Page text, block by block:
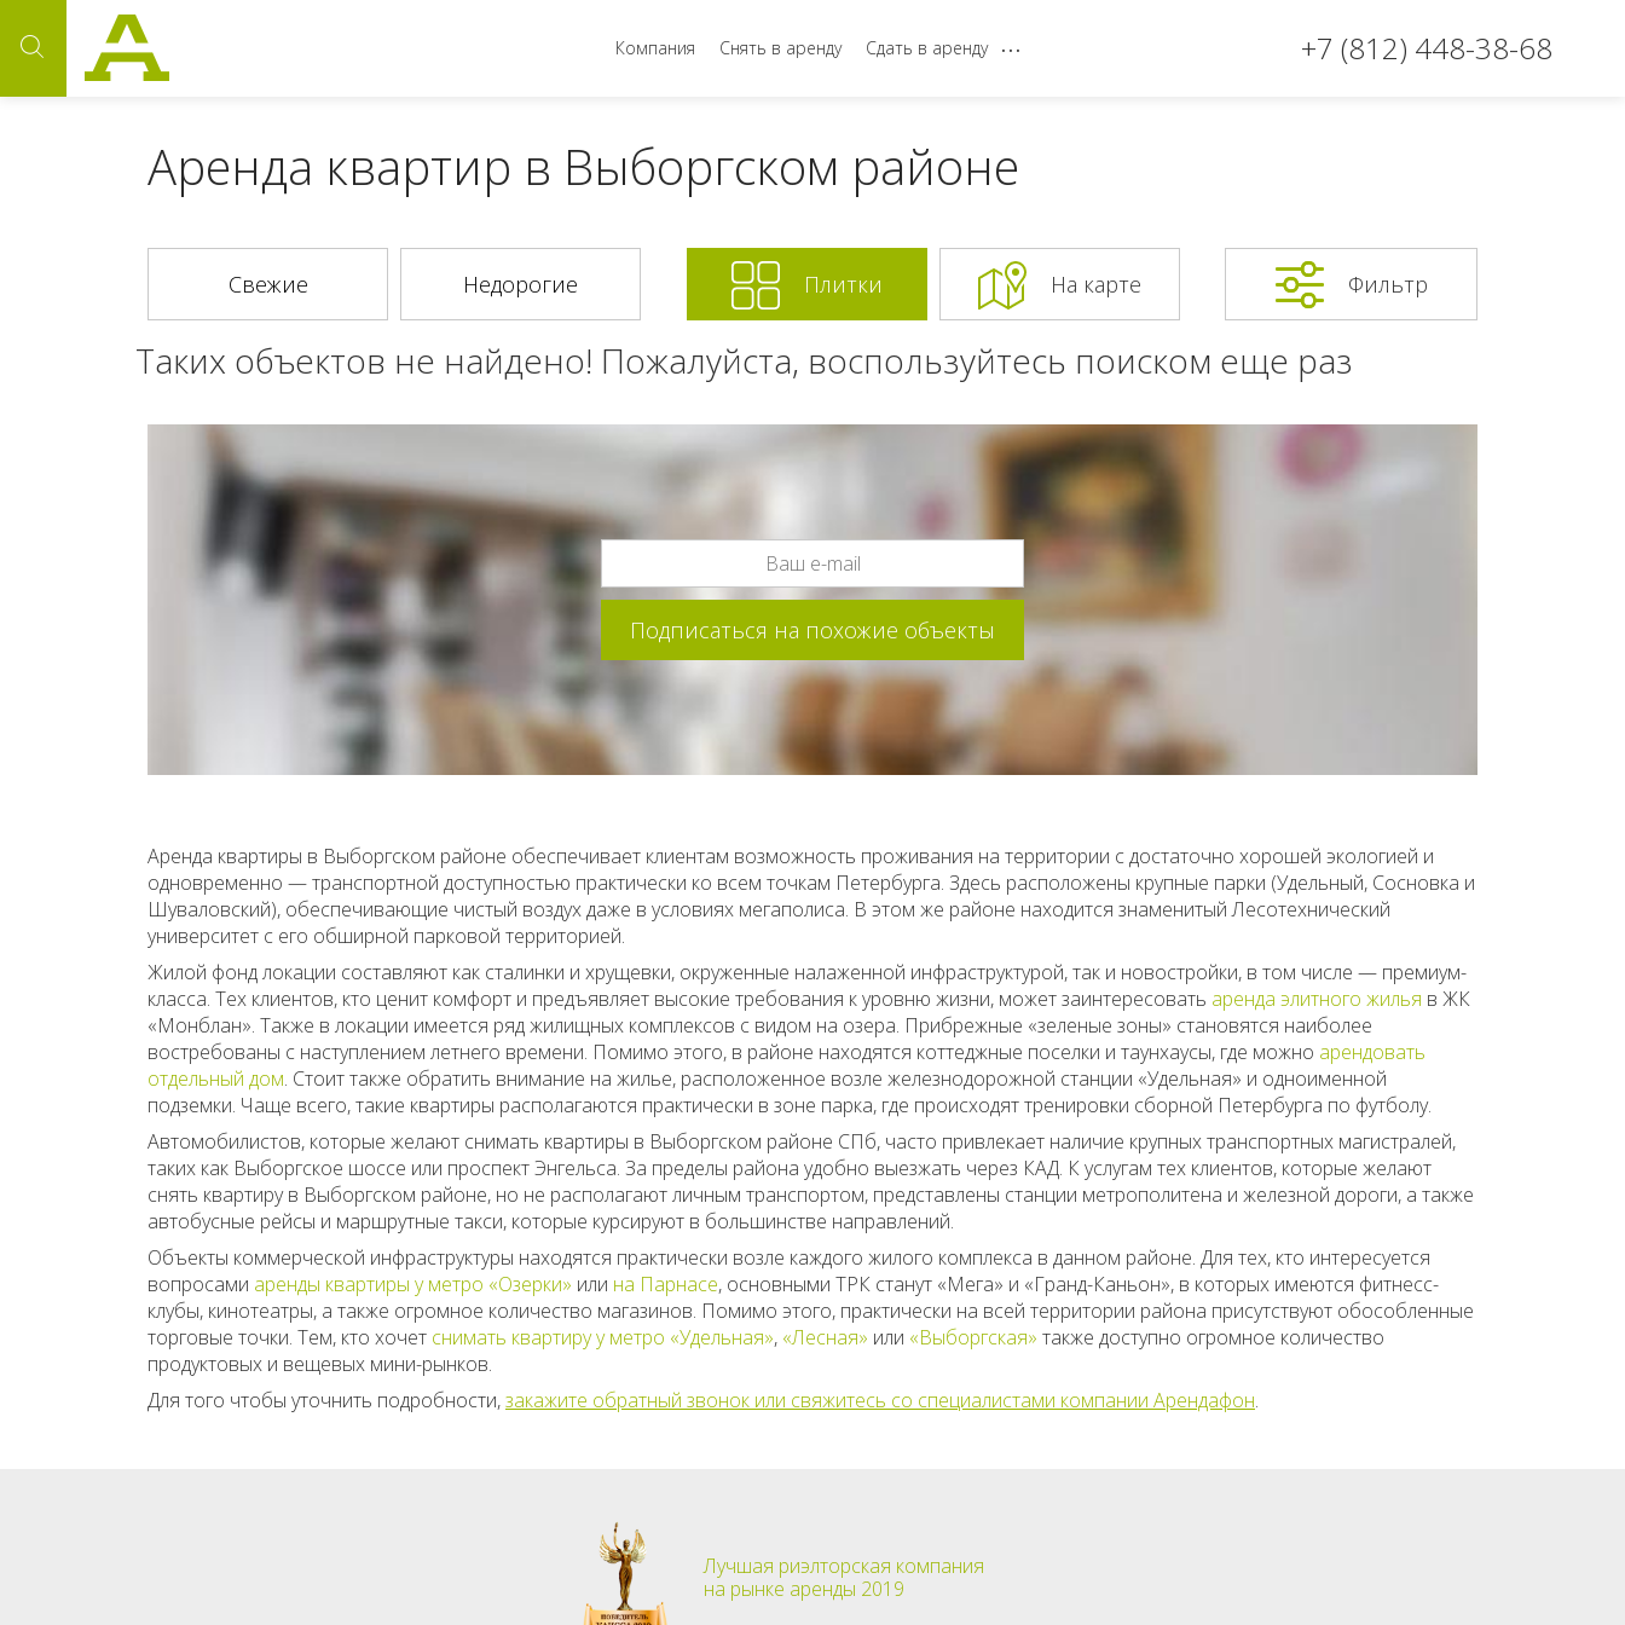
Компания Снять в аренду Сдать в аренду ... +7 (812) 448-38-68
Аренда квартир в Выборгском районе
Плитки На карте Фильтр
Таких объектов не найдено! Пожалуйста, воспользуйтесь поиском еще раз
Аренда квартиры в Выборгском районе обеспечивает клиентам возможность проживания на территории с достаточно хорошей экологией и
одновременно — транспортной доступностью практически ко всем точкам Петербурга. Здесь расположены крупные парки (Удельный, Сосновка и
Шуваловский), обеспечивающие чистый воздух даже в условиях мегаполиса. В этом же районе находится знаменитый Лесотехнический
университет с его обширной парковой территорией.
Жилой фонд локации составляют как сталинки и хрущевки, окруженные налаженной инфраструктурой, так и новостройки, в том числе — премиум-
класса. Тех клиентов, кто ценит комфорт и предъявляет высокие требования к уровню жизни, может заинтересовать аренда элитного жилья в ЖК
«Монблан». Также в локации имеется ряд жилищных комплексов с видом на озера. Прибрежные «зеленые зоны» становятся наиболее
востребованы с наступлением летнего времени. Помимо этого, в районе находятся коттеджные поселки и таунхаусы, где можно арендовать
отдельный дом. Стоит также обратить внимание на жилье, расположенное возле железнодорожной станции «Удельная» и одноименной
подземки. Чаще всего, такие квартиры располагаются практически в зоне парка, где происходят тренировки сборной Петербурга по футболу.
Автомобилистов, которые желают снимать квартиры в Выборгском районе СПб, часто привлекает наличие крупных транспортных магистралей,
таких как Выборгское шоссе или проспект Энгельса. За пределы района удобно выезжать через КАД. К услугам тех клиентов, которые желают
снять квартиру в Выборгском районе, но не располагают личным транспортом, представлены станции метрополитена и железной дороги, а также
автобусные рейсы и маршрутные такси, которые курсируют в большинстве направлений.
Объекты коммерческой инфраструктуры находятся практически возле каждого жилого комплекса в данном районе. Для тех, кто интересуется
вопросами аренды квартиры у метро «Озерки» или на Парнасе, основными ТРК станут «Мега» и «Гранд-Каньон», в которых имеются фитнесс-
клубы, кинотеатры, а также огромное количество магазинов. Помимо этого, практически на всей территории района присутствуют обособленные
торговые точки. Тем, кто хочет снимать квартиру у метро «Удельная», «Лесная» или «Выборгская» также доступно огромное количество
продуктовых и вещевых мини-рынков.
Для того чтобы уточнить подробности,закажите обратный звонок или свяжитесь со специалистами компании Арендафон.
Лучшая риэлторская компания
на рынке аренды 2019